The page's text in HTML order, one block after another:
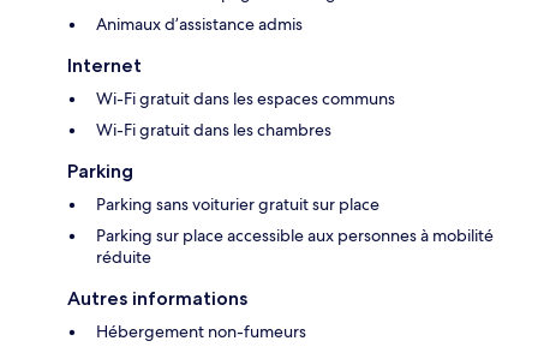
Animaux d’assistance admis
Internet
Wi-Fi gratuit dans les espaces communs
Wi-Fi gratuit dans les chambres
Parking
Parking sans voiturier gratuit sur place
Parking sur place accessible aux personnes à mobilité
réduite
Autres informations
Hébergement non-fumeurs